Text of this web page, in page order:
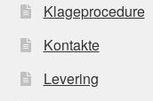
Klageprocedure
Kontakte
Levering